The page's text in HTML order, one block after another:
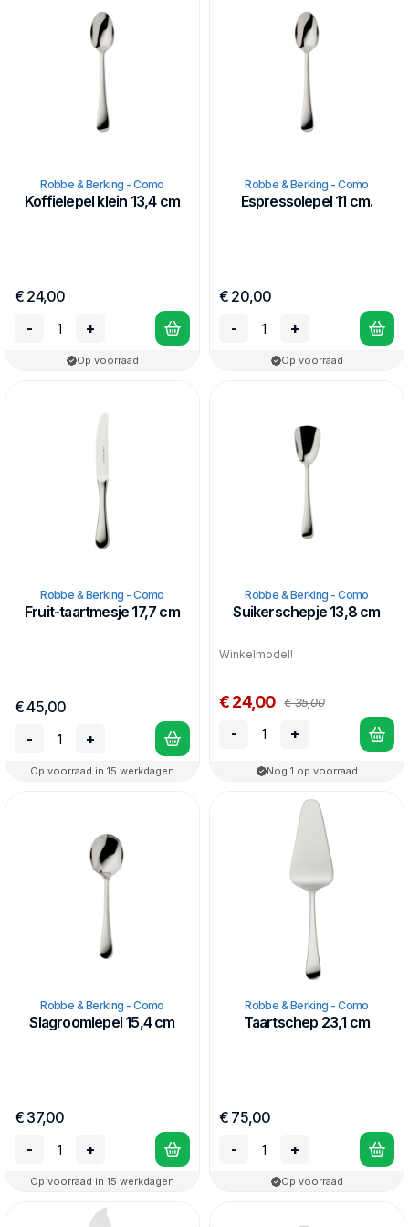
Robbe & Berking - Como
Koffielepel klein 13,4 cm
€ 24,00
-
+
Op voorraad
Robbe & Berking - Como
Espressolepel 11 cm.
€ 20,00
-
+
Op voorraad
Robbe & Berking - Como
Fruit-taartmesje 17,7 cm
€ 45,00
-
+
Op voorraad in 15 werkdagen
Robbe & Berking - Como
Suikerschepje 13,8 cm
Winkelmodel!
€ 24,00 € 35,00
- +
Nog 1 op voorraad
Robbe & Berking - Como
Slagroomlepel 15,4 cm
€ 37,00
-
+
Op voorraad in 15 werkdagen
Robbe & Berking - Como
Taartschep 23,1 cm
€ 75,00
-
+
Op voorraad